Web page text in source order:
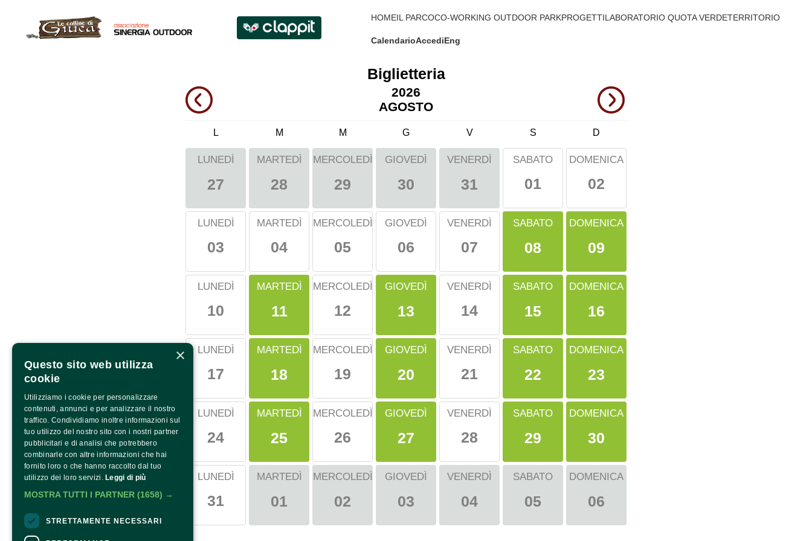
HOMEIL PARCOCO-WORKING OUTDOOR PARKPROGETTILABORATORIO QUOTA VERDETERRITORIO
CalendarioAccediEng
Biglietteria
2026
AGOSTO
L M M G V S D
LUNEDÌ
27
MARTEDÌ
28
MERCOLEDÌ
29
GIOVEDÌ
30
VENERDÌ
31
SABATO
01
DOMENICA
02
LUNEDÌ
03
MARTEDÌ
04
MERCOLEDÌ
05
GIOVEDÌ
06
VENERDÌ
07
SABATO
08
DOMENICA
09
LUNEDÌ
10
MARTEDÌ
11
MERCOLEDÌ
12
GIOVEDÌ
13
VENERDÌ
14
SABATO
15
DOMENICA
16
LUNEDÌ
17
MARTEDÌ
18
MERCOLEDÌ
19
GIOVEDÌ
20
VENERDÌ
21
SABATO
22
DOMENICA
23
LUNEDÌ
24
MARTEDÌ
25
MERCOLEDÌ
26
GIOVEDÌ
27
VENERDÌ
28
SABATO
29
DOMENICA
30
LUNEDÌ
31
MARTEDÌ
01
MERCOLEDÌ
02
GIOVEDÌ
03
VENERDÌ
04
SABATO
05
DOMENICA
06
×
Questo sito web utilizza
cookie
Utilizziamo i cookie per personalizzare
contenuti, annunci e per analizzare il nostro
traffico. Condividiamo inoltre informazioni sul
tuo utilizzo del nostro sito con i nostri partner
pubblicitari e di analisi che potrebbero
combinarle con altre informazioni che hai
fornito loro o che hanno raccolto dal tuo
utilizzo dei loro servizi. Leggi di più
MOSTRA TUTTI I PARTNER (1658) →
STRETTAMENTE NECESSARI